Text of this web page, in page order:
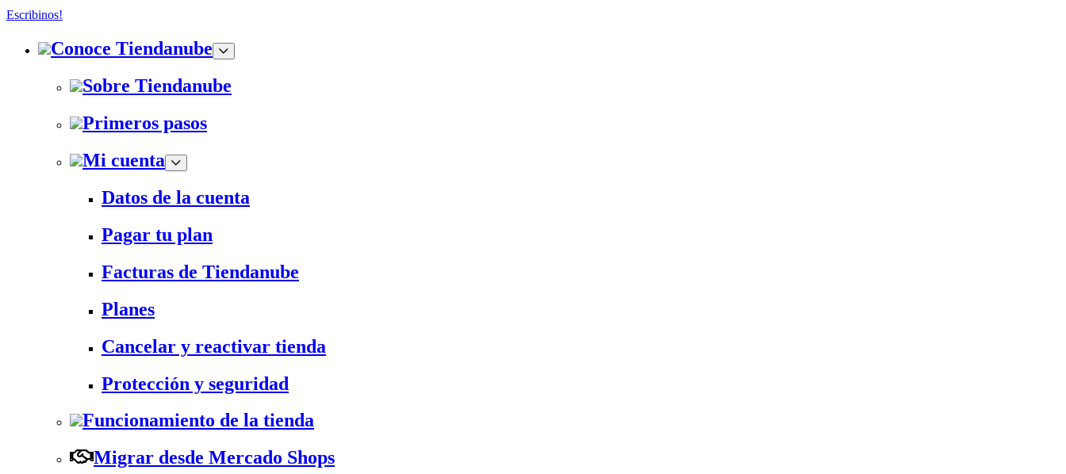
Escribinos!
Conoce Tiendanube
Sobre Tiendanube
Primeros pasos
Mi cuenta
Datos de la cuenta
Pagar tu plan
Facturas de Tiendanube
Planes
Cancelar y reactivar tienda
Protección y seguridad
Funcionamiento de la tienda
Migrar desde Mercado Shops